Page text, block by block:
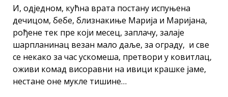
И, одједном, кућна врата постану испуњена
дечицом, бебе, близнакиње Марија и Маријана,
рођене тек пре који месец, заплачу, залаје
шарпланинац везан мало даље, за ограду, и све
се некако за час ускомеша, претвори у ковитлац,
оживи комад висоравни на ивици крашке јаме,
нестане оне мукле тишине…